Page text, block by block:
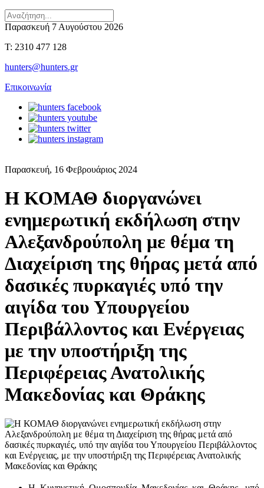
Παρασκευή 7 Αυγούστου 2026
T: 2310 477 128
hunters@hunters.gr
Επικοινωνία
Παρασκευή, 16 Φεβρουάριος 2024
Η ΚΟΜΑΘ διοργανώνει
ενημερωτική εκδήλωση στην
Αλεξανδρούπολη με θέμα τη
Διαχείριση της θήρας μετά από
δασικές πυρκαγιές υπό την
αιγίδα του Υπουργείου
Περιβάλλοντος και Ενέργειας
με την υποστήριξη της
Περιφέρειας Ανατολικής
Μακεδονίας και Θράκης